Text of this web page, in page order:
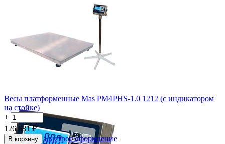
Весы платформенные Mas PM4PHS-1.0 1212 (с индикатором
на стойке)
+
−
126 681 ₽
В корзину
Быстрое оформление